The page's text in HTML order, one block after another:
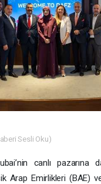
Sesli Oku)
canlı pazarına
Arap Emirlikleri (BAE)